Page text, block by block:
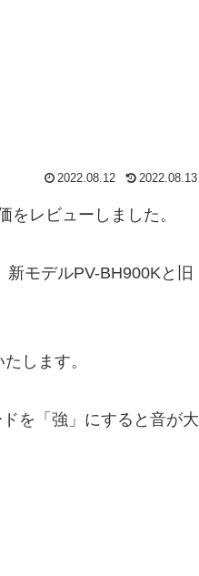
2022.08.12 2022.08.13
レビューしました。
モデルPV-BH900Kと旧
します。
を「強」にすると音が大